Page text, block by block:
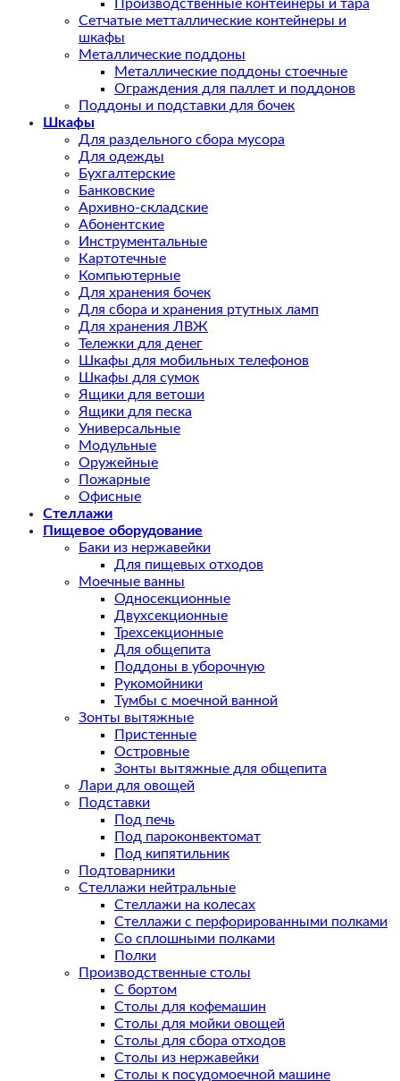
Производственные контейнеры и тара
Сетчатые метталлические контейнеры и
шкафы
Металлические поддоны
Металлические поддоны стоечные
Ограждения для паллет и поддонов
Поддоны и подставки для бочек
Шкафы
Для раздельного сбора мусора
Для одежды
Бухгалтерские
Банковские
Архивно-складские
Абонентские
Инструментальные
Картотечные
Компьютерные
Для хранения бочек
Для сбора и хранения ртутных ламп
Для хранения ЛВЖ
Тележки для денег
Шкафы для мобильных телефонов
Шкафы для сумок
Ящики для ветоши
Ящики для песка
Универсальные
Модульные
Оружейные
Пожарные
Офисные
Стеллажи
Пищевое оборудование
Баки из нержавейки
Для пищевых отходов
Моечные ванны
Односекционные
Двухсекционные
Трехсекционные
Для общепита
Поддоны в уборочную
Рукомойники
Тумбы с моечной ванной
Зонты вытяжные
Пристенные
Островные
Зонты вытяжные для общепита
Лари для овощей
Подставки
Под печь
Под пароконвектомат
Под кипятильник
Подтоварники
Стеллажи нейтральные
Стеллажи на колесах
Стеллажи с перфорированными полками
Со сплошными полками
Полки
Производственные столы
С бортом
Столы для кофемашин
Столы для мойки овощей
Столы для сбора отходов
Столы из нержавейки
Столы к посудомоечной машине